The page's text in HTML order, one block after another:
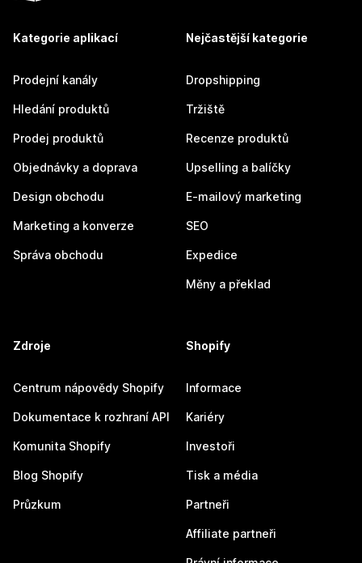
Kategorie aplikací
Prodejní kanály
Hledání produktů
Prodej produktů
Objednávky a doprava
Design obchodu
Marketing a konverze
Správa obchodu
Nejčastější kategorie
Dropshipping
Tržiště
Recenze produktů
Upselling a balíčky
E-mailový marketing
SEO
Expedice
Měny a překlad
Zdroje
Centrum nápovědy Shopify
Dokumentace k rozhraní API
Komunita Shopify
Blog Shopify
Průzkum
Shopify
Informace
Kariéry
Investoři
Tisk a média
Partneři
Affiliate partneři